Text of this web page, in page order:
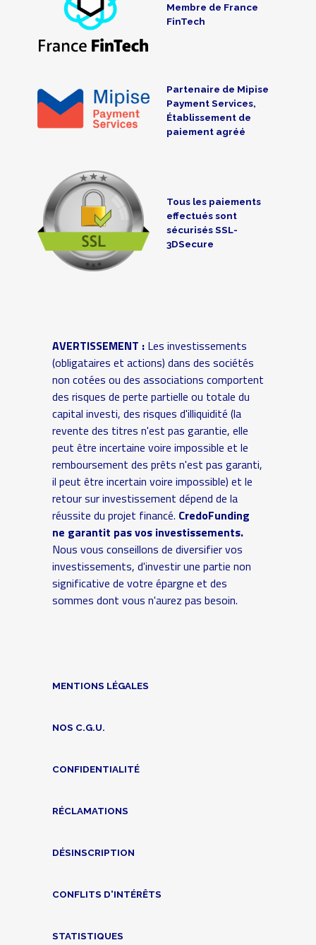
Membre de France
FinTech
Partenaire de Mipise
Payment Services,
Établissement de
paiement agréé
Tous les paiements
effectués sont
sécurisés SSL-
3DSecure
AVERTISSEMENT :Les investissements
(obligataires et actions) dans des sociétés
non cotées ou des associations comportent
des risques de perte partielle ou totale du
capital investi, des risques d'illiquidité (la
revente des titres n'est pas garantie, elle
peut être incertaine voire impossible et le
remboursement des prêts n'est pas garanti,
il peut être incertain voire impossible) et le
retour sur investissement dépend de la
réussite du projet financé. CredoFunding
ne garantit pas vos investissements.
Nous vous conseillons de diversifier vos
investissements, d'investir une partie non
significative de votre épargne et des
sommes dont vous n'aurez pas besoin.
MENTIONS LÉGALES
NOS C.G.U.
CONFIDENTIALITÉ
RÉCLAMATIONS
DÉSINSCRIPTION
CONFLITS D'INTÉRÊTS
STATISTIQUES